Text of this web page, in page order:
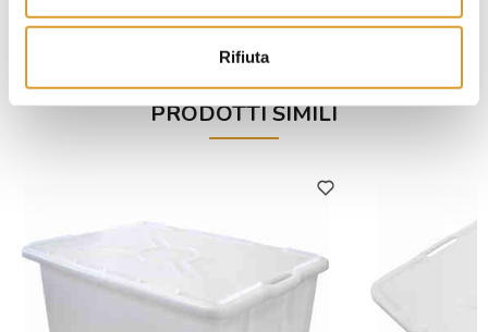
Rifiuta
€ 10,25
PRODOTTI SIMILI